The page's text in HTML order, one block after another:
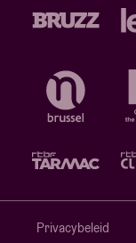
Privacybeleid